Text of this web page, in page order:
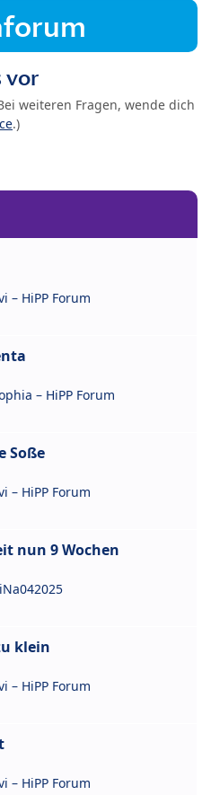
vor
weiteren Fragen, wende dich
.)
– HiPP Forum
– HiPP Forum
Soße
– HiPP Forum
nun 9 Wochen
klein
– HiPP Forum
– HiPP Forum